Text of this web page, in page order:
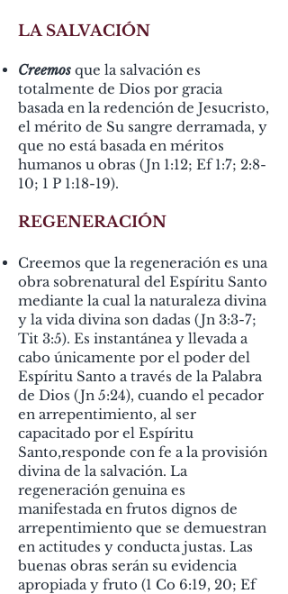
LA SALVACIÓN
Creemos que la salvación es
totalmente de Dios por gracia
basada en la redención de Jesucristo,
el mérito de Su sangre derramada, y
que no está basada en méritos
humanos u obras (Jn 1:12; Ef 1:7; 2:8-
10; 1 P 1:18-19).
REGENERACIÓN
Creemos que la regeneración es una
obra sobrenatural del Espíritu Santo
mediante la cual la naturaleza divina
y la vida divina son dadas (Jn 3:3-7;
Tit 3:5). Es instantánea y llevada a
cabo únicamente por el poder del
Espíritu Santo a través de la Palabra
de Dios (Jn 5:24), cuando el pecador
en arrepentimiento, al ser
capacitado por el Espíritu
Santo,responde con fe a la provisión
divina de la salvación. La
regeneración genuina es
manifestada en frutos dignos de
arrepentimiento que se demuestran
en actitudes y conducta justas. Las
buenas obras serán su evidencia
apropiada y fruto (1 Co 6:19, 20; Ef